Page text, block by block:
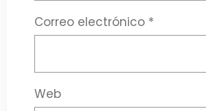
Correo electrónico *
Web